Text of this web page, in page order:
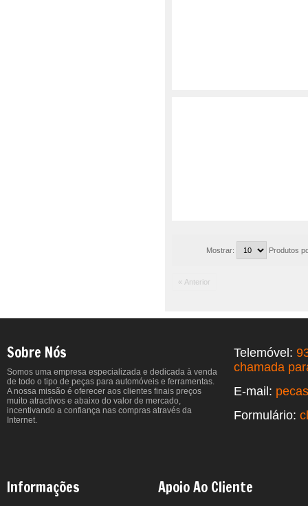
Mostrar: Produtos
« Anterior
Sobre Nós
Somos uma empresa especializada e dedicada à venda
de todo o tipo de peças para automóveis e ferramentas.
A nossa missão é oferecer aos clientes finais preços
muito atractivos e abaixo do valor de mercado,
incentivando a confiança nas compras através da
Internet.
Telemóvel:
chamada
E-mail:
Formulário:
Informações Apoio Ao Cliente